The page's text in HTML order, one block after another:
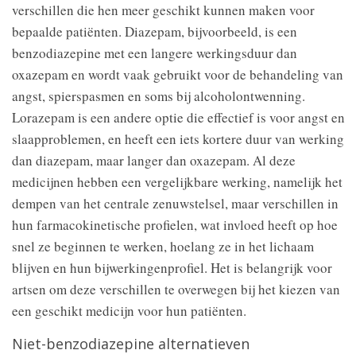
verschillen die hen meer geschikt kunnen maken voor
bepaalde patiënten. Diazepam, bijvoorbeeld, is een
benzodiazepine met een langere werkingsduur dan
oxazepam en wordt vaak gebruikt voor de behandeling van
angst, spierspasmen en soms bij alcoholontwenning.
Lorazepam is een andere optie die effectief is voor angst en
slaapproblemen, en heeft een iets kortere duur van werking
dan diazepam, maar langer dan oxazepam. Al deze
medicijnen hebben een vergelijkbare werking, namelijk het
dempen van het centrale zenuwstelsel, maar verschillen in
hun farmacokinetische profielen, wat invloed heeft op hoe
snel ze beginnen te werken, hoelang ze in het lichaam
blijven en hun bijwerkingenprofiel. Het is belangrijk voor
artsen om deze verschillen te overwegen bij het kiezen van
een geschikt medicijn voor hun patiënten.
Niet-benzodiazepine alternatieven